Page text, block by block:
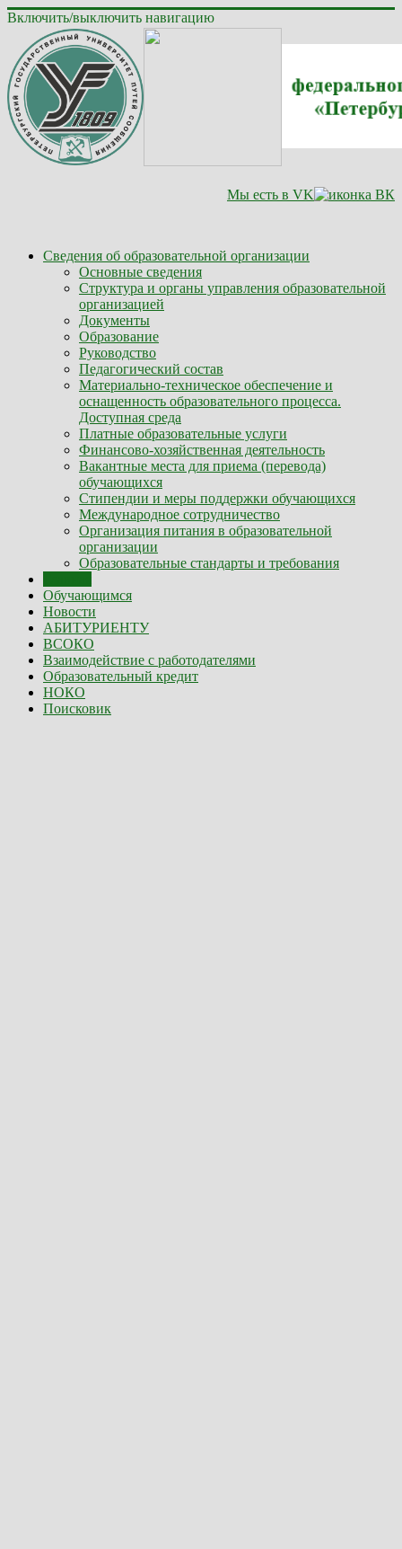
Включить/выключить навигацию
Мы есть в VK
Сведения об образовательной организации
Основные сведения
Структура и органы управления образовательной
организацией
Документы
Образование
Руководство
Педагогический состав
Материально-техническое обеспечение и
оснащенность образовательного процесса.
Доступная среда
Платные образовательные услуги
Финансово-хозяйственная деятельность
Вакантные места для приема (перевода)
обучающихся
Стипендии и меры поддержки обучающихся
Международное сотрудничество
Организация питания в образовательной
организации
Образовательные стандарты и требования
Обучающимся
Новости
АБИТУРИЕНТУ
ВСОКО
Взаимодействие с работодателями
Образовательный кредит
НОКО
Поисковик